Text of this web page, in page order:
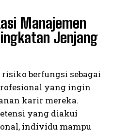
Manajemen
Jenjang
berfungsi sebagai
yang ingin
karir mereka.
yang diakui
individu mampu